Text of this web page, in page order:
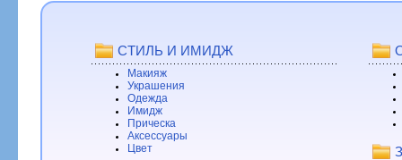
СТИЛЬ И ИМИДЖ
Макияж
Украшения
Одежда
Имидж
Прическа
Аксессуары
Цвет